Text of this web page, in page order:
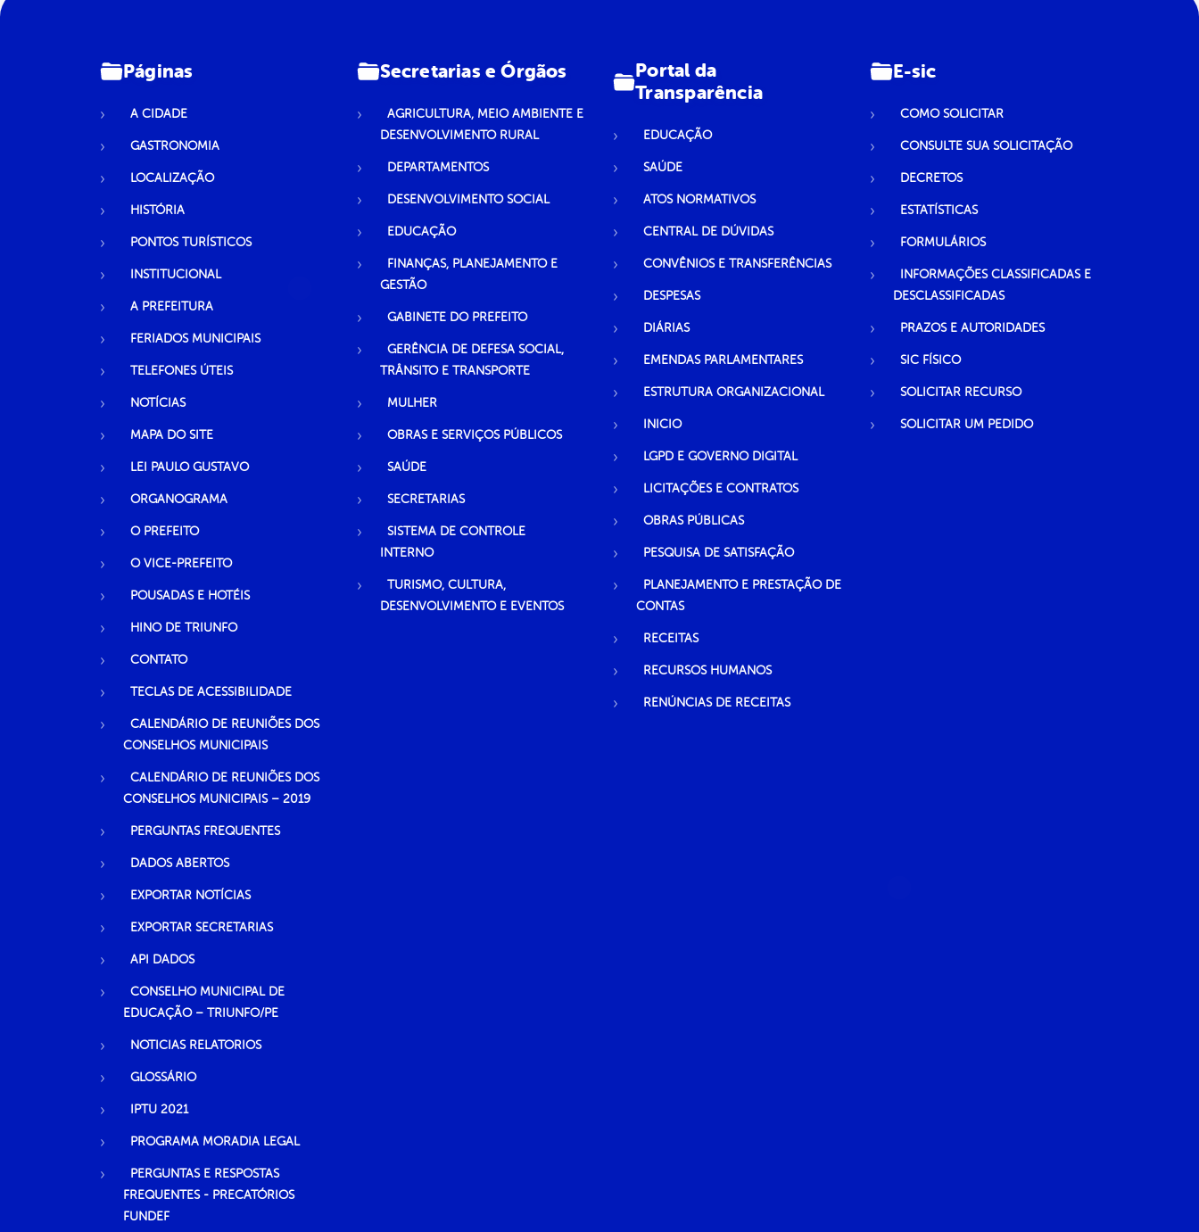
Páginas
A CIDADE
GASTRONOMIA
LOCALIZAÇÃO
HISTÓRIA
PONTOS TURÍSTICOS
INSTITUCIONAL
A PREFEITURA
FERIADOS MUNICIPAIS
TELEFONES ÚTEIS
NOTÍCIAS
MAPA DO SITE
LEI PAULO GUSTAVO
ORGANOGRAMA
O PREFEITO
O VICE-PREFEITO
POUSADAS E HOTÉIS
HINO DE TRIUNFO
CONTATO
TECLAS DE ACESSIBILIDADE
CALENDÁRIO DE REUNIÕES DOS
CONSELHOS MUNICIPAIS
CALENDÁRIO DE REUNIÕES DOS
CONSELHOS MUNICIPAIS – 2019
PERGUNTAS FREQUENTES
DADOS ABERTOS
EXPORTAR NOTÍCIAS
EXPORTAR SECRETARIAS
API DADOS
CONSELHO MUNICIPAL DE
EDUCAÇÃO – TRIUNFO/PE
NOTICIAS RELATORIOS
GLOSSÁRIO
IPTU 2021
PROGRAMA MORADIA LEGAL
PERGUNTAS E RESPOSTAS
FREQUENTES - PRECATÓRIOS
FUNDEF
Secretarias e Órgãos
AGRICULTURA, MEIO AMBIENTE E
DESENVOLVIMENTO RURAL
DEPARTAMENTOS
DESENVOLVIMENTO SOCIAL
EDUCAÇÃO
FINANÇAS, PLANEJAMENTO E
GESTÃO
GABINETE DO PREFEITO
GERÊNCIA DE DEFESA SOCIAL,
TRÂNSITO E TRANSPORTE
MULHER
OBRAS E SERVIÇOS PÚBLICOS
SAÚDE
SECRETARIAS
SISTEMA DE CONTROLE
INTERNO
TURISMO, CULTURA,
DESENVOLVIMENTO E EVENTOS
Portal da
Transparência
EDUCAÇÃO
SAÚDE
ATOS NORMATIVOS
CENTRAL DE DÚVIDAS
CONVÊNIOS E TRANSFERÊNCIAS
DESPESAS
DIÁRIAS
EMENDAS PARLAMENTARES
ESTRUTURA ORGANIZACIONAL
INICIO
LGPD E GOVERNO DIGITAL
LICITAÇÕES E CONTRATOS
OBRAS PÚBLICAS
PESQUISA DE SATISFAÇÃO
PLANEJAMENTO E PRESTAÇÃO DE
CONTAS
RECEITAS
RECURSOS HUMANOS
RENÚNCIAS DE RECEITAS
E-sic
COMO SOLICITAR
CONSULTE SUA SOLICITAÇÃO
DECRETOS
ESTATÍSTICAS
FORMULÁRIOS
INFORMAÇÕES CLASSIFICADAS E
DESCLASSIFICADAS
PRAZOS E AUTORIDADES
SIC FÍSICO
SOLICITAR RECURSO
SOLICITAR UM PEDIDO